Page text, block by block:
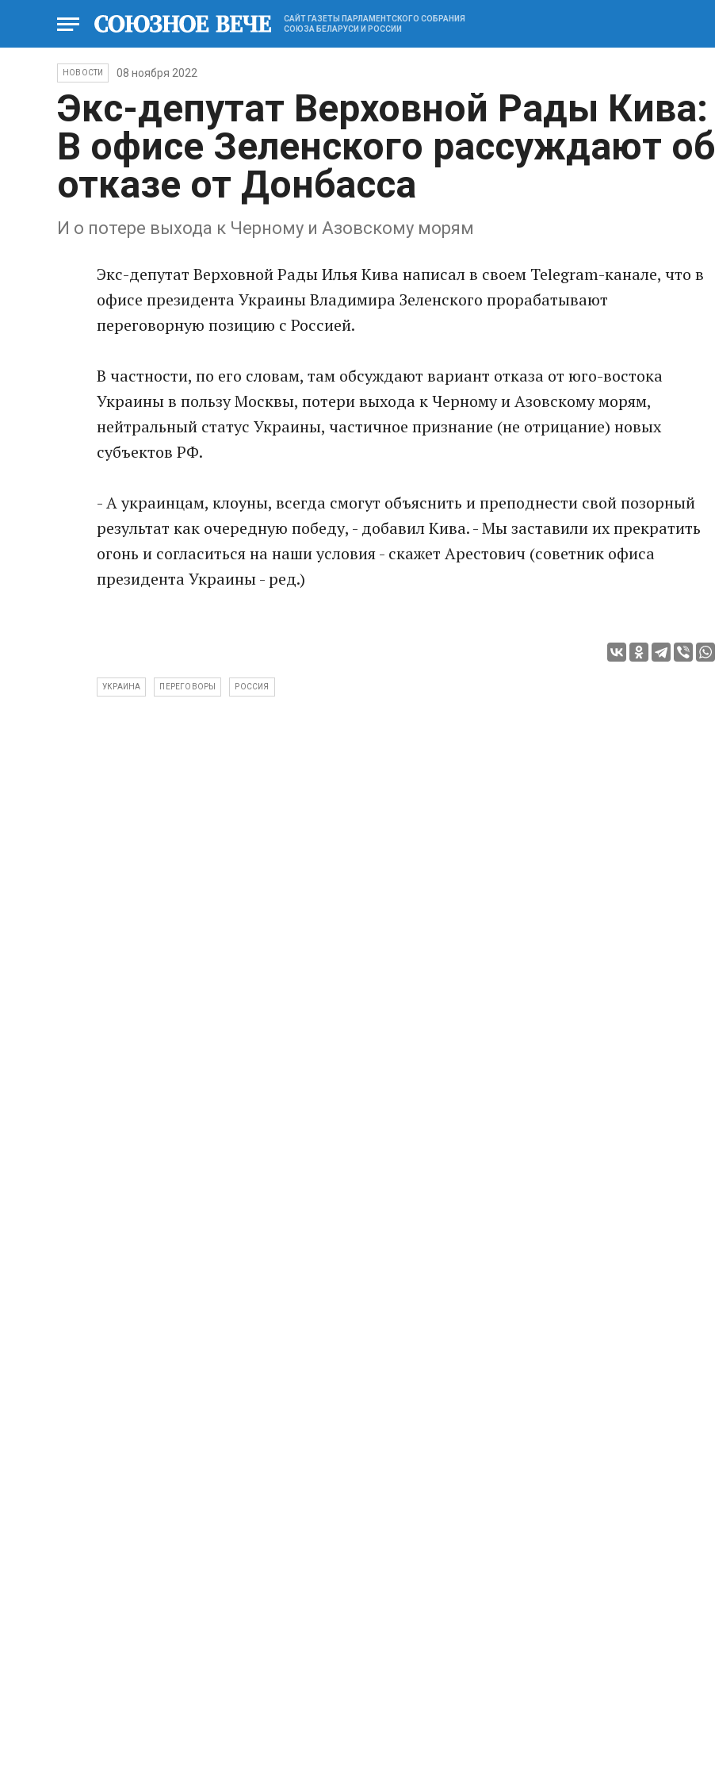
САЙТ ГАЗЕТЫ ПАРЛАМЕНТСКОГО СОБРАНИЯ
СОЮЗА БЕЛАРУСИ И РОССИИ
НОВОСТИ 08 ноября 2022
Экс-депутат Верховной Рады Кива:
В офисе Зеленского рассуждают об
отказе от Донбасса
И о потере выхода к Черному и Азовскому морям
Экс-депутат Верховной Рады Илья Кива написал в своем Telegram-канале, что в
офисе президента Украины Владимира Зеленского прорабатывают
переговорную позицию с Россией.
В частности, по его словам, там обсуждают вариант отказа от юго-востока
Украины в пользу Москвы, потери выхода к Черному и Азовскому морям,
нейтральный статус Украины, частичное признание (не отрицание) новых
субъектов РФ.
- А украинцам, клоуны, всегда смогут объяснить и преподнести свой позорный
результат как очередную победу, - добавил Кива. - Мы заставили их прекратить
огонь и согласиться на наши условия - скажет Арестович (советник офиса
президента Украины - ред.)
УКРАИНА ПЕРЕГОВОРЫ РОССИЯ